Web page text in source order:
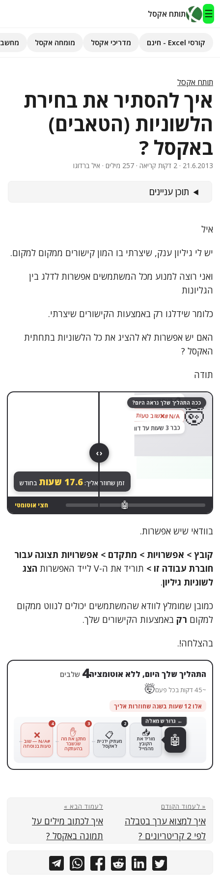
☰ תותח אקסל
מדריכי אקסל
השירותים שלנו
קורסי Excel - חינם מדריכי אקסל מומחה אקסל
תותח אקסל
איך להסתיר את בחירת
הלשוניות (הטאבים)
באקסל ?
21.6.2013 · 2 דקות קריאה · 257 מילים · איל ברדוגו
תוכן עניינים
איל
יש לי גיליון ענק, שיצרתי בו המון קישורים ממקום למקום.
ואני רוצה למנוע מכל המשתמשים אפשרות לדלג בין
הגליונות
כלומר שידלגו רק באמצעות הקישורים שיצרתי.
האם יש אפשרות לא להציג את כל הלשוניות בתחתית
האקסל ?
תודה
ככה התהליך שלך נראה היום?
😌
בוצע ✓
🤯 📋 מעתיקים נתונים ידנית מקובץ לקובץ…
‎#N/A
❌שוב טעות בנוסחה
כבר 3 שעות על דוח אחד
זמן שחוזר אליך:19 שעות בחודש
🤖 חצי אוטומטי
‹ ›
בוודאי שיש אפשרות.
קובץ > אפשרויות > מתקדם > אפשרויות תצוגה עבור
חוברת עבודה זו > תוריד את ה-V לייד האפשרות
הצג
לשוניות גיליון.
כמובן שמומלץ לוודא שהמשתמשים יכולים לנווט ממקום
למקום רק באמצעות הקישורים שלך.
בהצלחה!.
התהליך שלך היום, ללא אוטומציה3 שלבים
~34 דקות בכל פעם 🤯
אלו 12 שעות בשנה שחוזרות אליך
4
❌
#N/A — שוב
טעות בנוסחה
3
✋
מתקן את מה
שנשבר
בהעתקה
2
📋
מעתיק ידנית
לאקסל
ר
← גרור שמאלה
🤖
« לעמוד הקודם
איך למצוא ערך בטבלה
לפי 2 קריטריונים ?
לעמוד הבא »
איך לכתוב מילים על
תמונה באקסל ?